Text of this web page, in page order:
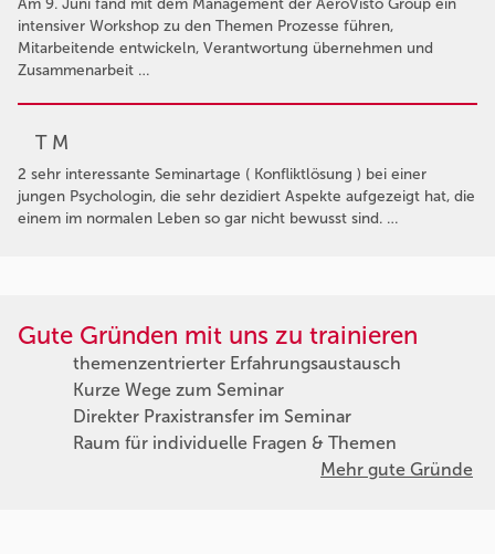
intensiver Workshop zu den Themen Prozesse führen,
Mitarbeitende entwickeln, Verantwortung übernehmen und
Zusammenarbeit …
T M
2 sehr interessante Seminartage ( Konfliktlösung ) bei einer
jungen Psychologin, die sehr dezidiert Aspekte aufgezeigt hat, die
einem im normalen Leben so gar nicht bewusst sind. …
Gute Gründen mit uns zu trainieren
themenzentrierter Erfahrungsaustausch
Kurze Wege zum Seminar
Direkter Praxistransfer im Seminar
Raum für individuelle Fragen & Themen
Mehr gute Gründe